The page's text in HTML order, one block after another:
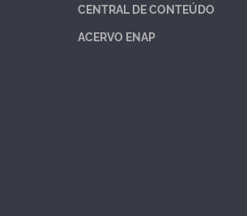
CENTRAL DE CONTEÚDO
ACERVO ENAP